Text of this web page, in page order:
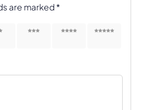
are marked *
3 of 5 4 of 5 5 of 5